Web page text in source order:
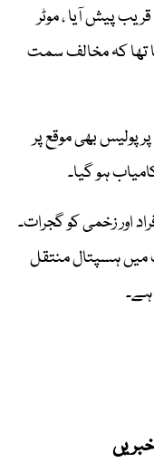
پیش آیا ، موٹر
تھا کہ مخالف سمت
پولیس بھی موقع پر
ہو گیا۔
اور زخمی کو گجرات۔
میں ہسپتال منتقل
ہے۔